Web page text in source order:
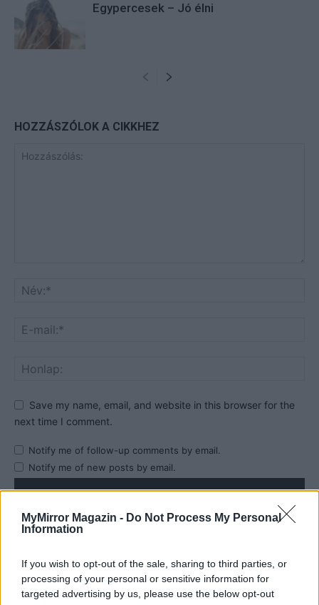
MyMirror Magazin - Do Not Process My Personal
Information
If you wish to opt-out of the sale, sharing to third parties, or
processing of your personal or sensitive information for
targeted advertising by us, please use the below opt-out
Egypercesek – Jó élni
HOZZÁSZÓLOK A CIKKHEZ
Save my name, email, and website in this browser for the
next time I comment.
Notify me of follow-up comments by email.
Notify me of new posts by email.